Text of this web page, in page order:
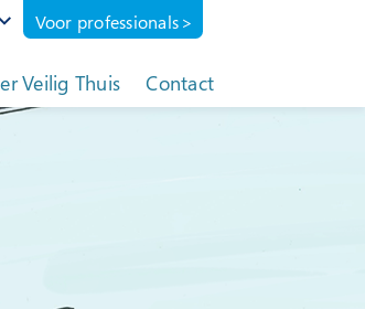
Voor professionals
Veilig Thuis Contact